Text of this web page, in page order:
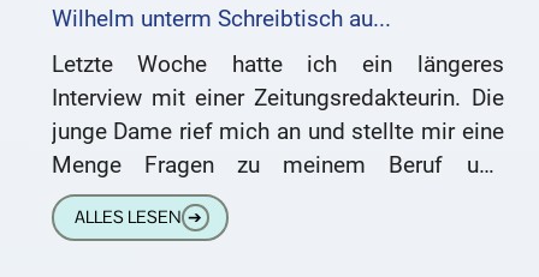
Wilhelm unterm Schreibtisch au...
Letzte Woche hatte ich ein längeres
Interview mit einer Zeitungsredakteurin. Die
junge Dame rief mich an und stellte mir eine
Menge Fragen zu meinem Beruf und
meinem Privatleben. Über das
ALLES LESEN ➔